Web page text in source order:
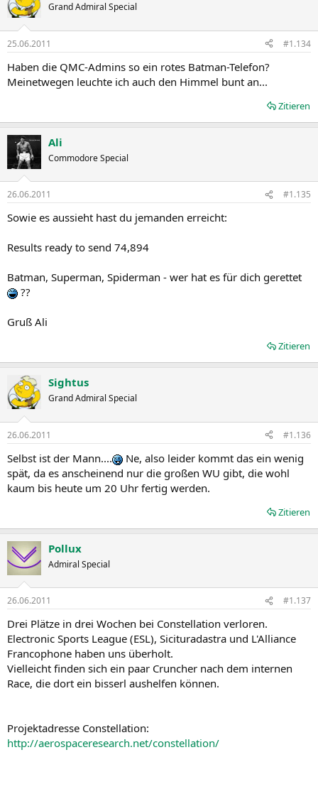
Grand Admiral Special
25.06.2011 #1.134
Haben die QMC-Admins so ein rotes Batman-Telefon?
Meinetwegen leuchte ich auch den Himmel bunt an...
Zitieren
Ali
Commodore Special
26.06.2011 #1.135
Sowie es aussieht hast du jemanden erreicht:
Results ready to send 74,894
Batman, Superman, Spiderman - wer hat es für dich gerettet
??
Gruß Ali
Zitieren
Sightus
Grand Admiral Special
26.06.2011 #1.136
Selbst ist der Mann....
Ne, also leider kommt das ein wenig
spät, da es anscheinend nur die großen WU gibt, die wohl
kaum bis heute um 20 Uhr fertig werden.
Zitieren
Pollux
Admiral Special
26.06.2011 #1.137
Drei Plätze in drei Wochen bei Constellation verloren.
Electronic Sports League (ESL), Sicituradastra und L'Alliance
Francophone haben uns überholt.
Vielleicht finden sich ein paar Cruncher nach dem internen
Race, die dort ein bisserl aushelfen können.
Projektadresse Constellation:
http://aerospaceresearch.net/constellation/